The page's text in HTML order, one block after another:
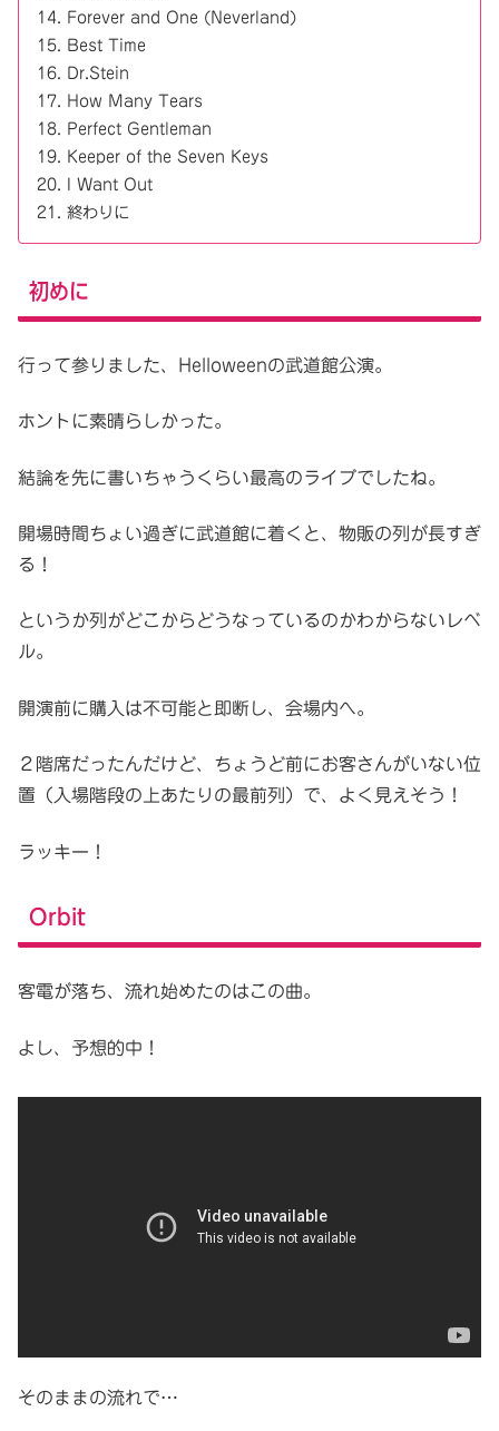
Forever and One (Neverland)
Best Time
Dr.Stein
How Many Tears
Perfect Gentleman
Keeper of the Seven Keys
I Want Out
終わりに
初めに
行って参りました、Helloweenの武道館公演。
ホントに素晴らしかった。
結論を先に書いちゃうくらい最高のライブでしたね。
開場時間ちょい過ぎに武道館に着くと、物販の列が長すぎ
る！
というか列がどこからどうなっているのかわからないレベ
ル。
開演前に購入は不可能と即断し、会場内へ。
２階席だったんだけど、ちょうど前にお客さんがいない位
置（入場階段の上あたりの最前列）で、よく見えそう！
ラッキー！
Orbit
客電が落ち、流れ始めたのはこの曲。
よし、予想的中！
そのままの流れで…